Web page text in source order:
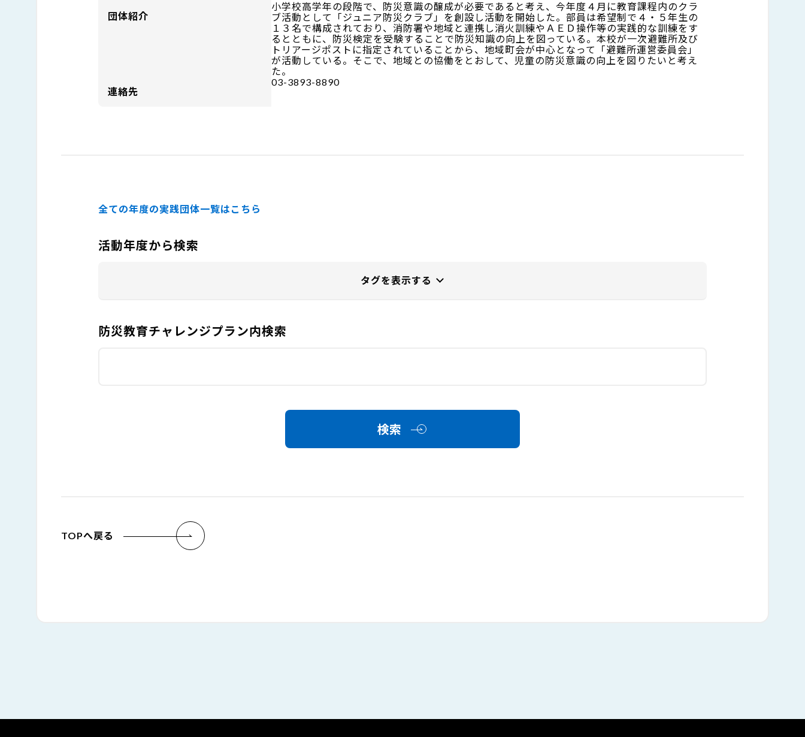
団体紹介
小学校高学年の段階で、防災意識の醸成が必要であると考え、今年度４月に教育課程内のクラ
ブ活動として「ジュニア防災クラブ」を創設し活動を開始した。部員は希望制で４・５年生の
１３名で構成されており、消防署や地域と連携し消火訓練やＡＥＤ操作等の実践的な訓練をす
るとともに、防災検定を受験することで防災知識の向上を図っている。本校が一次避難所及び
トリアージポストに指定されていることから、地域町会が中心となって「避難所運営委員会」
が活動している。そこで、地域との協働をとおして、児童の防災意識の向上を図りたいと考え
た。
連絡先
03-3893-8890
全ての年度の実践団体一覧はこちら
活動年度から検索
防災教育チャレンジプラン内検索
検索
TOPへ戻る